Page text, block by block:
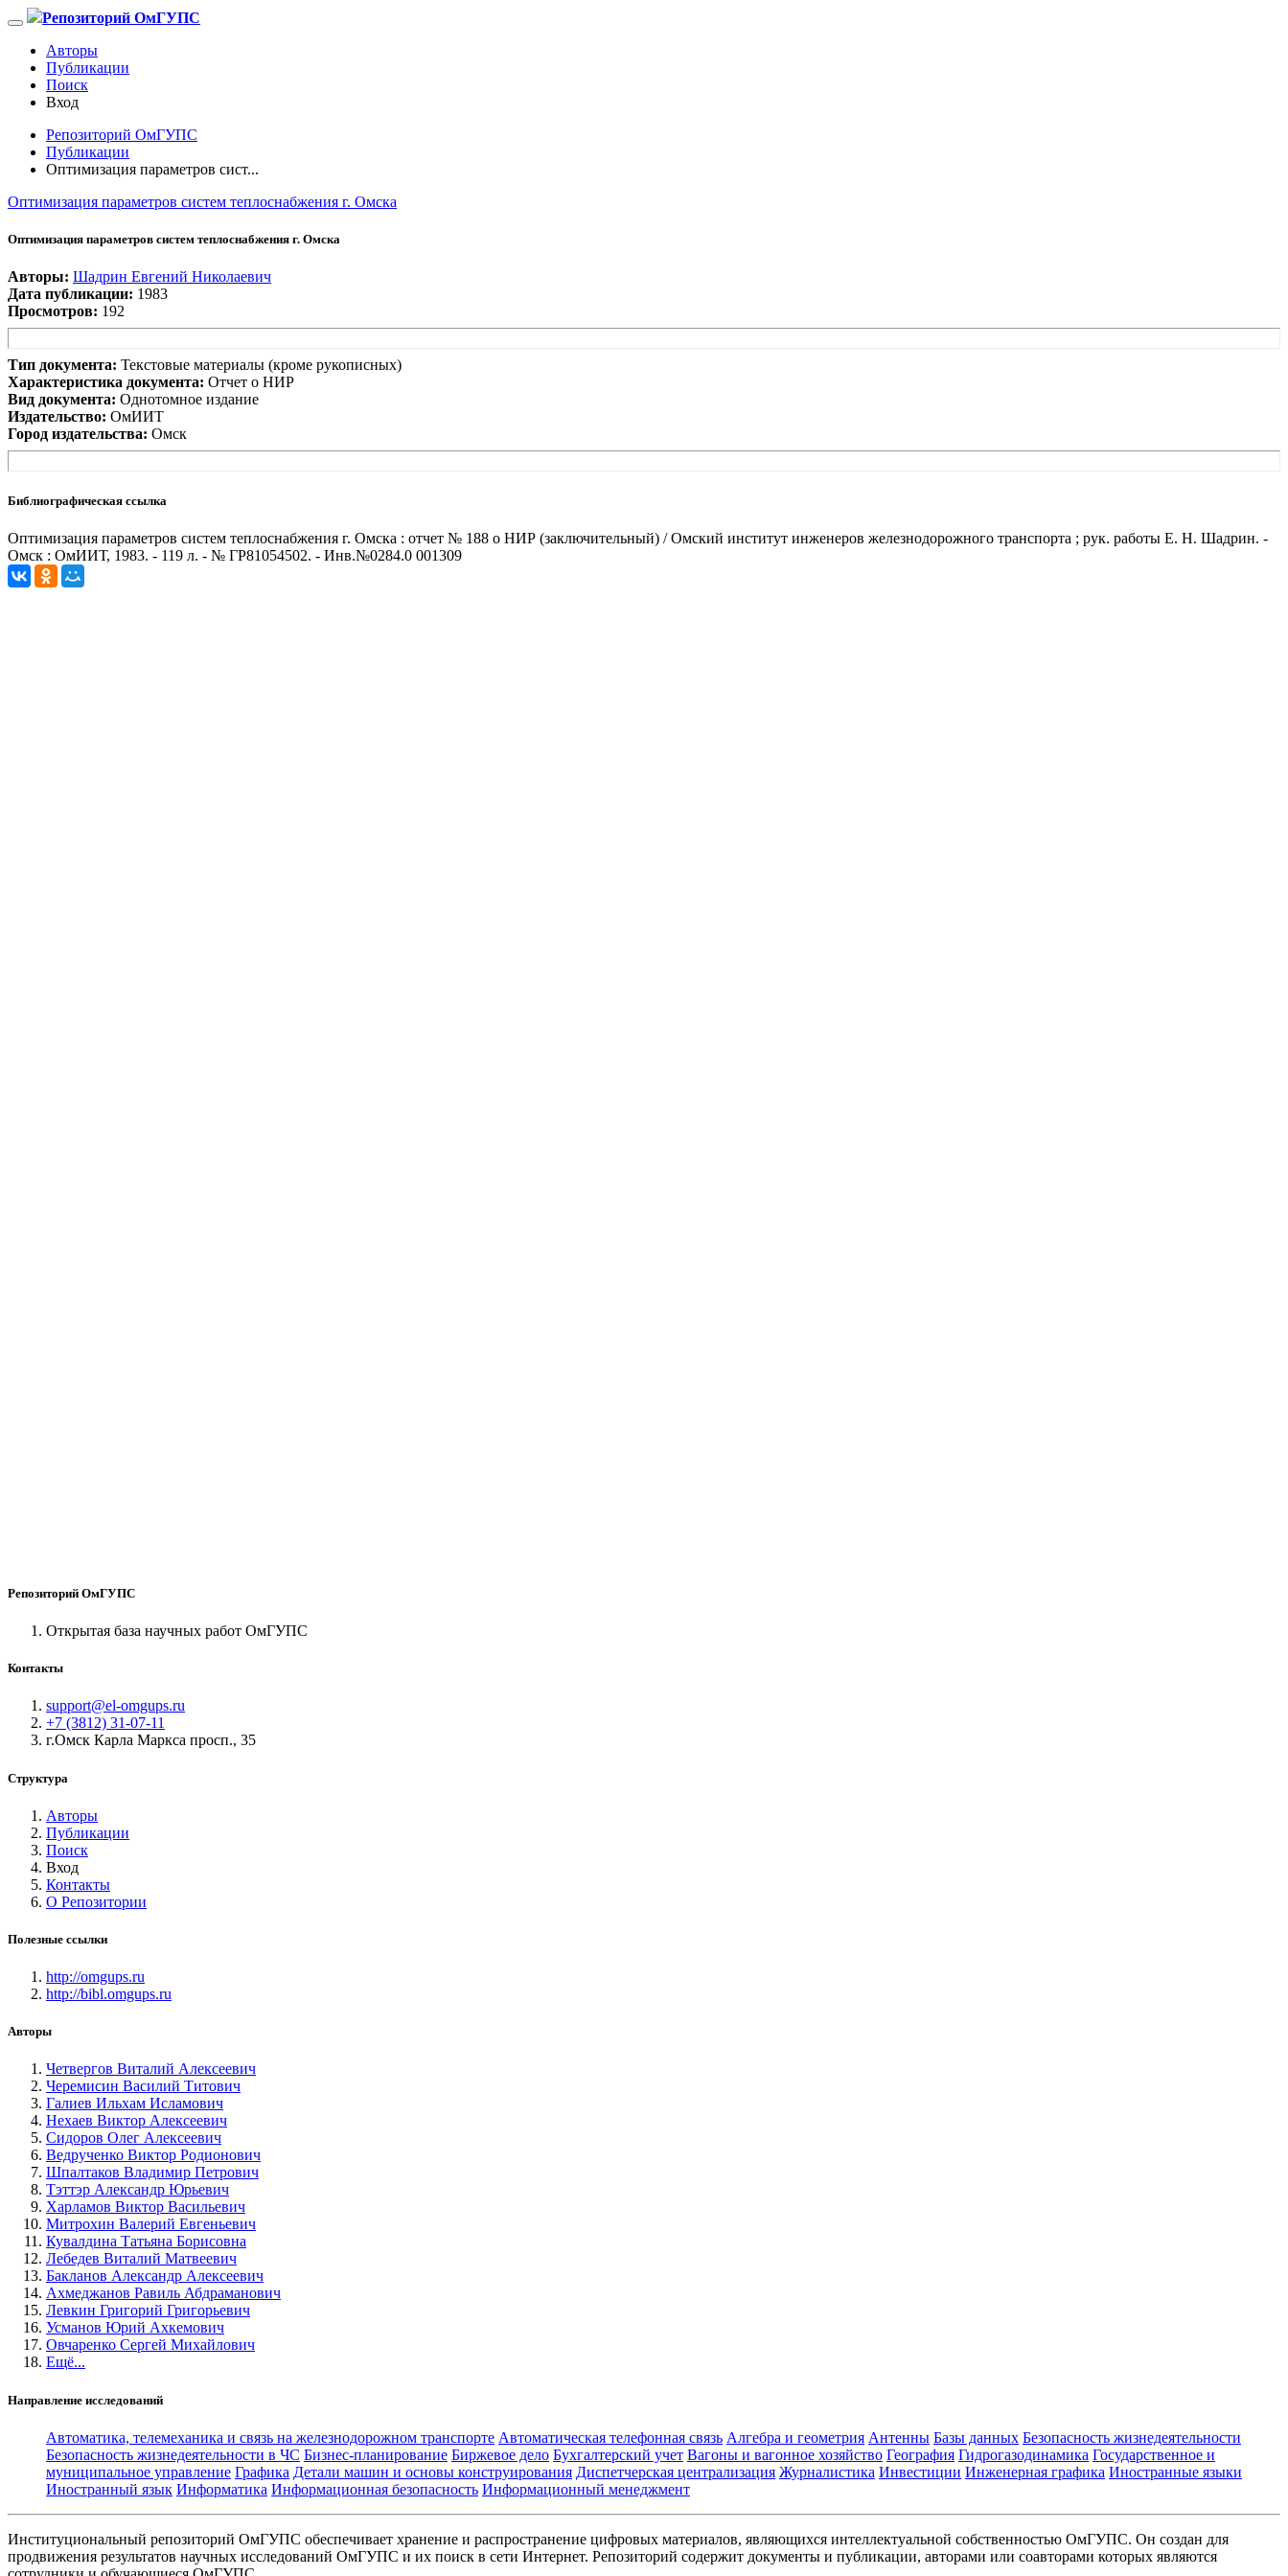
Репозиторий ОмГУПС
Авторы
Публикации
Поиск
Вход
Репозиторий ОмГУПС
Публикации
Оптимизация параметров сист...
Оптимизация параметров систем теплоснабжения г. Омска
Оптимизация параметров систем теплоснабжения г. Омска
Авторы: Шадрин Евгений Николаевич
Дата публикации: 1983
Просмотров: 192
Тип документа: Текстовые материалы (кроме рукописных)
Характеристика документа: Отчет о НИР
Вид документа: Однотомное издание
Издательство: ОмИИТ
Город издательства: Омск
Библиографическая ссылка
Оптимизация параметров систем теплоснабжения г. Омска : отчет № 188 о НИР (заключительный) / Омский институт инженеров железнодорожного транспорта ; рук. работы Е. Н. Шадрин. -
Омск : ОмИИТ, 1983. - 119 л. - № ГР81054502. - Инв.№0284.0 001309
Репозиторий ОмГУПС
Открытая база научных работ ОмГУПС
Контакты
support@el-omgups.ru
+7 (3812) 31-07-11
г.Омск Карла Маркса просп., 35
Структура
Авторы
Публикации
Поиск
Вход
Контакты
О Репозитории
Полезные ссылки
http://omgups.ru
http://bibl.omgups.ru
Авторы
Четвергов Виталий Алексеевич
Черемисин Василий Титович
Галиев Ильхам Исламович
Нехаев Виктор Алексеевич
Сидоров Олег Алексеевич
Ведрученко Виктор Родионович
Шпалтаков Владимир Петрович
Тэттэр Александр Юрьевич
Харламов Виктор Васильевич
Митрохин Валерий Евгеньевич
Кувалдина Татьяна Борисовна
Лебедев Виталий Матвеевич
Бакланов Александр Алексеевич
Ахмеджанов Равиль Абдраманович
Левкин Григорий Григорьевич
Усманов Юрий Ахкемович
Овчаренко Сергей Михайлович
Ещё...
Направление исследований
Автоматика, телемеханика и связь на железнодорожном транспорте Автоматическая телефонная связь Алгебра и геометрия Антенны Базы данных Безопасность жизнедеятельности
Безопасность жизнедеятельности в ЧС Бизнес-планирование Биржевое дело Бухгалтерский учет Вагоны и вагонное хозяйство География Гидрогазодинамика Государственное и
муниципальное управление Графика Детали машин и основы конструирования Диспетчерская централизация Журналистика Инвестиции Инженерная графика Иностранные языки
Иностранный язык Информатика Информационная безопасность Информационный менеджмент
Институциональный репозиторий ОмГУПС обеспечивает хранение и распространение цифровых материалов, являющихся интеллектуальной собственностью ОмГУПС. Он создан для
продвижения результатов научных исследований ОмГУПС и их поиск в сети Интернет. Репозиторий содержит документы и публикации, авторами или соавторами которых являются